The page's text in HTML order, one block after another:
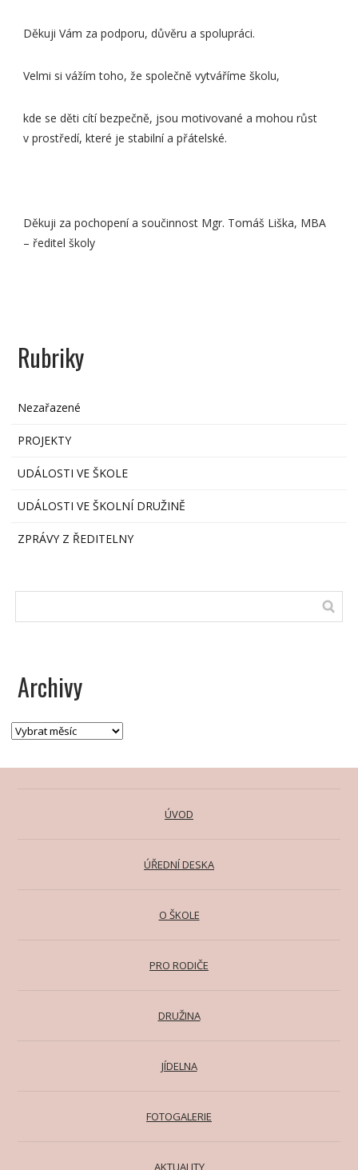
Děkuji Vám za podporu, důvěru a spolupráci.
Velmi si vážím toho, že společně vytváříme školu,
kde se děti cítí bezpečně, jsou motivované a mohou růst
v prostředí, které je stabilní a přátelské.
Děkuji za pochopení a součinnost Mgr. Tomáš Liška, MBA
– ředitel školy
Rubriky
Nezařazené
PROJEKTY
UDÁLOSTI VE ŠKOLE
UDÁLOSTI VE ŠKOLNÍ DRUŽINĚ
ZPRÁVY Z ŘEDITELNY
Archivy
ÚVOD
ÚŘEDNÍ DESKA
O ŠKOLE
PRO RODIČE
DRUŽINA
JÍDELNA
FOTOGALERIE
AKTUALITY